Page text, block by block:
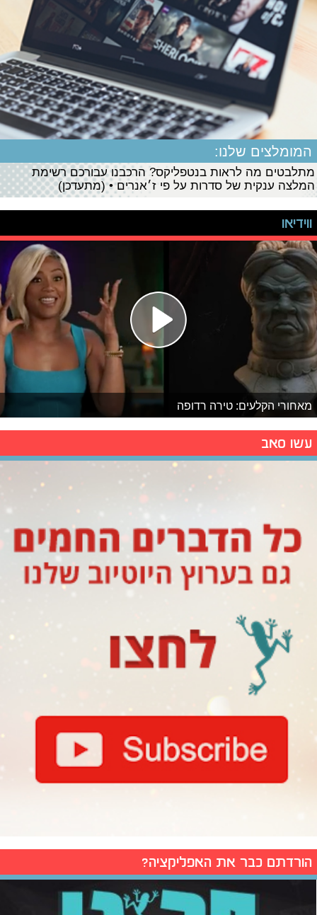
המומלצים שלנו:
מתלבטים מה לראות בנטפליקס? הרכבנו עבורכם רשימת
המלצה ענקית של סדרות על פי ז׳אנרים • (מתעדכן)
ווידיאו
מאחורי הקלעים: טירה רדופה
עשו סאב
הורדתם כבר את האפליקציה?